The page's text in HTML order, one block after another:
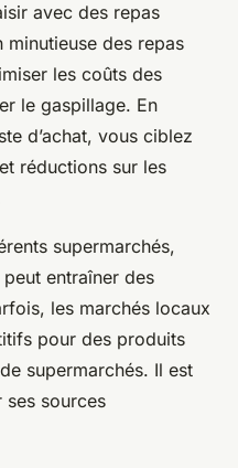
avec des repas
des repas
les coûts des
le gaspillage. En
d’achat, vous ciblez
réductions sur les
supermarchés,
entraîner des
les marchés locaux
pour des produits
supermarchés. Il est
sources